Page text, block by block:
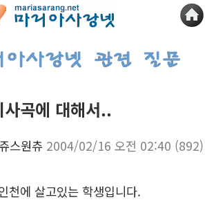
사곡에 대해서..
스원츄 2004/02/16 오전 02:40 (892)
천에 살고있는 학생입니다.